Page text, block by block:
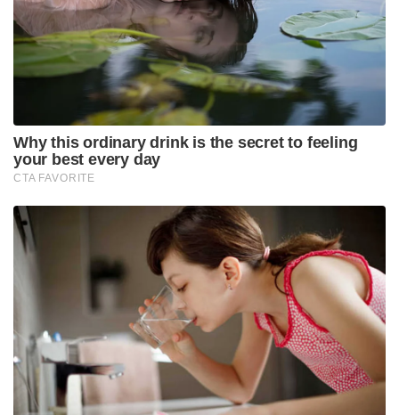
Why this ordinary drink is the secret to feeling
your best every day
CTA FAVORITE